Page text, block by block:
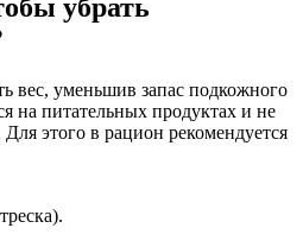
убрать
вес, уменьшив запас подкожного
на питательных продуктах и не
этого в рацион рекомендуется